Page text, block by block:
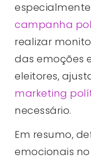
campanha
realizar
das emoções
eleitores,
marketing
necessário.
Em resumo,
emocionais no